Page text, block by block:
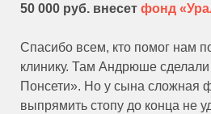
50 000 руб. внесет фонд
Спасибо всем, кто помог нам
клинику. Там Андрюше
Понсети». Но у сына сложная
выпрямить стопу до конца не